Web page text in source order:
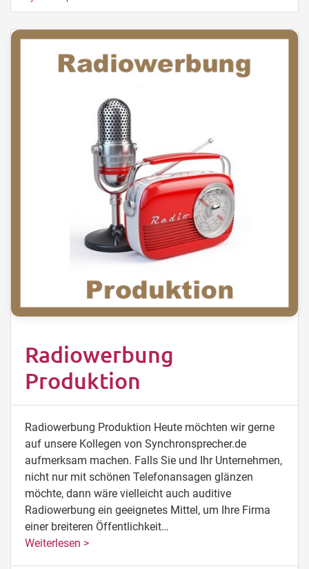
Radiowerbung
Produktion
Radiowerbung Produktion Heute möchten wir gerne
auf unsere Kollegen von Synchronsprecher.de
aufmerksam machen. Falls Sie und Ihr Unternehmen,
nicht nur mit schönen Telefonansagen glänzen
möchte, dann wäre vielleicht auch auditive
Radiowerbung ein geeignetes Mittel, um Ihre Firma
einer breiteren Öffentlichkeit…
Weiterlesen >